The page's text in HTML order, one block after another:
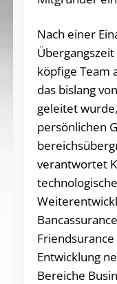
Nach einer
köpfige Team
das bislang
geleitet
persönlichen
verantwortet
Friendsurance
Entwicklung
Bereiche